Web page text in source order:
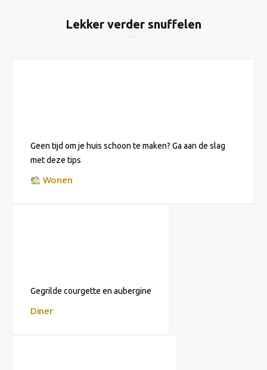
Lekker verder snuffelen
Geen tijd om je huis schoon te maken? Ga aan de slag
met deze tips
Wonen
Gegrilde courgette en aubergine
Diner